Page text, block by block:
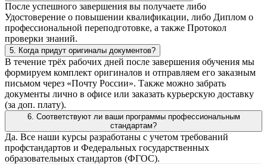
После успешного завершения вы получаете либо
Удостоверение о повышении квалификации, либо Диплом о
профессиональной переподготовке, а также Протокол
проверки знаний.
5. Когда придут оригиналы документов?
В течение трёх рабочих дней после завершения обучения мы
формируем комплект оригиналов и отправляем его заказным
письмом через «Почту России». Также можно забрать
документы лично в офисе или заказать курьерскую доставку
(за доп. плату).
6. Соответствуют ли ваши программы профессиональным
стандартам?
Да. Все наши курсы разработаны с учетом требований
профстандартов и Федеральных государственных
образовательных стандартов (ФГОС).